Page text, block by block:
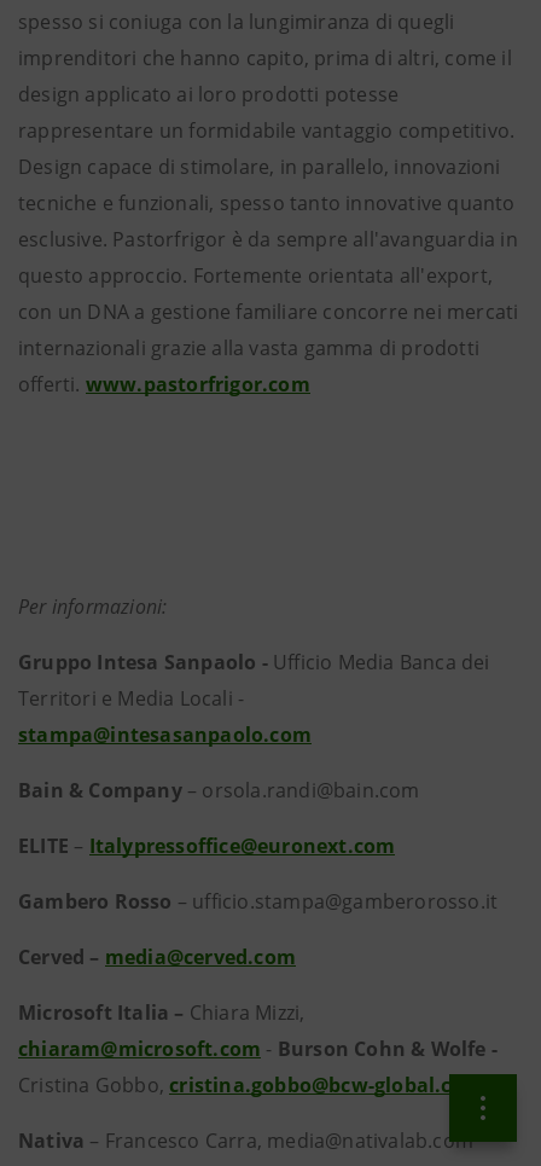
spesso si coniuga con la lungimiranza di quegli
imprenditori che hanno capito, prima di altri, come il
design applicato ai loro prodotti potesse
rappresentare un formidabile vantaggio competitivo.
Design capace di stimolare, in parallelo, innovazioni
tecniche e funzionali, spesso tanto innovative quanto
esclusive. Pastorfrigor è da sempre all'avanguardia in
questo approccio. Fortemente orientata all'export,
con un DNA a gestione familiare concorre nei mercati
internazionali grazie alla vasta gamma di prodotti
offerti. www.pastorfrigor.com
Per informazioni:
Gruppo Intesa Sanpaolo - Ufficio Media Banca dei
Territori e Media Locali -
stampa@intesasanpaolo.com
Bain & Company– orsola.randi@bain.com
ELITE – Italypressoffice@euronext.com
Gambero Rosso – ufficio.stampa@gamberorosso.it
Cerved – media@cerved.com
Microsoft Italia – Chiara Mizzi,
chiaram@microsoft.com - Burson Cohn & Wolfe -
Cristina Gobbo, cristina.gobbo@bcw-global.com
Nativa – Francesco Carra, media@nativalab.com